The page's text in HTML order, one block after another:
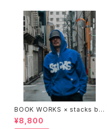
BOOK WORKS × stacks bo
okstore "Jimbocho Beat Li
brary zip up hood"
¥8,800